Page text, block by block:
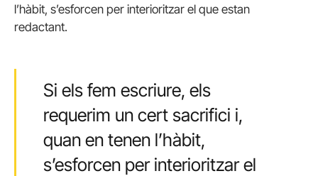
l’hàbit, s’esforcen per interioritzar el que estan
redactant.
Si els fem escriure, els
requerim un cert sacrifici i,
quan en tenen l’hàbit,
s’esforcen per interioritzar el